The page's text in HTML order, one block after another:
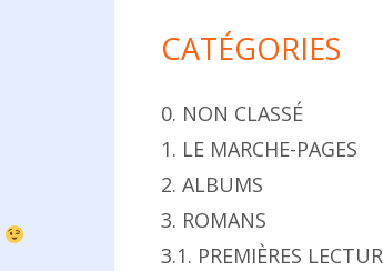
CATÉGORIES
0. NON CLASSÉ
1. LE MARCHE-PAGES
2. ALBUMS
3. ROMANS
3.1. PREMIÈRES